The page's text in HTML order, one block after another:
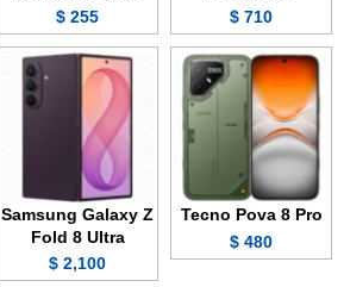
710 $
255 $
Tecno Pova 8 Pro
480 $
Samsung Galaxy Z
Fold 8 Ultra
2,100 $